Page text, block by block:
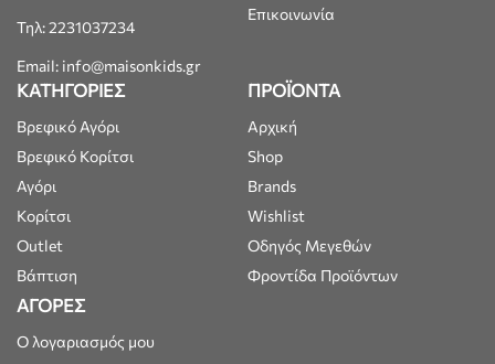
Τηλ: 2231037234
Email: info@maisonkids.gr
Επικοινωνία
ΚΑΤΗΓΟΡΙΕΣ
Βρεφικό Αγόρι
Βρεφικό Κορίτσι
Αγόρι
Κορίτσι
Outlet
Βάπτιση
ΠΡΟΪΟΝΤΑ
Αρχική
Shop
Brands
Wishlist
Οδηγός Μεγεθών
Φροντίδα Προϊόντων
ΑΓΟΡΕΣ
Ο λογαριασμός μου